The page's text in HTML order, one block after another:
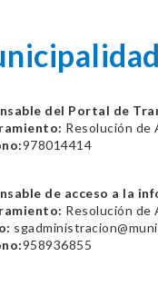
del Portal de
Resolución de
978014414
de acceso a la
Resolución de
958936855